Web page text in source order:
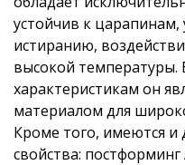
устойчив к
истиранию,
высокой температуры.
характеристикам он
материалом для
Кроме того, имеются и
свойства: